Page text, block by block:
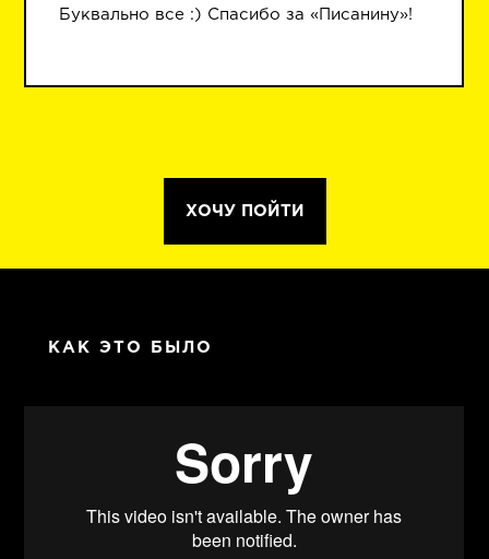
Буквально все :) Спасибо за «Писанину»!
ХОЧУ ПОЙТИ
КАК ЭТО БЫЛО